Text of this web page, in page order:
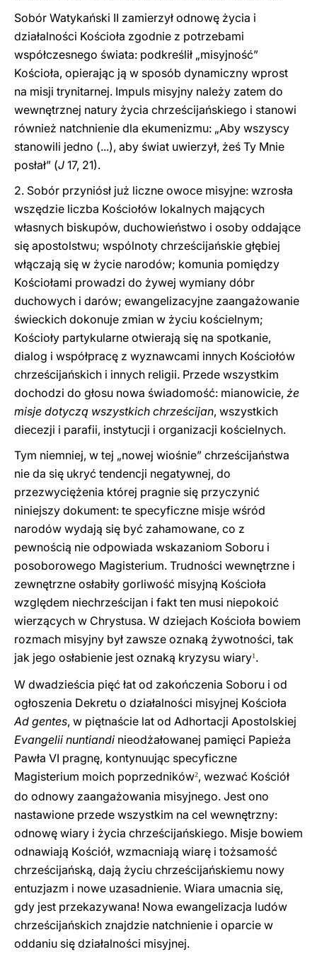
Sobór Watykański II zamierzył odnowę życia i
działalności Kościoła zgodnie z potrzebami
współczesnego świata: podkreślił „misyjność”
Kościoła, opierając ją w sposób dynamiczny wprost
na misji trynitarnej. Impuls misyjny należy zatem do
wewnętrznej natury życia chrześcijańskiego i stanowi
również natchnienie dla ekumenizmu: „Aby wszyscy
stanowili jedno (...), aby świat uwierzył, żeś Ty Mnie
posłał” (J 17, 21).
2. Sobór przyniósł już liczne owoce misyjne: wzrosła
wszędzie liczba Kościołów lokalnych mających
własnych biskupów, duchowieństwo i osoby oddające
się apostolstwu; wspólnoty chrześcijańskie głębiej
włączają się w życie narodów; komunia pomiędzy
Kościołami prowadzi do żywej wymiany dóbr
duchowych i darów; ewangelizacyjne zaangażowanie
świeckich dokonuje zmian w życiu kościelnym;
Kościoły partykularne otwierają się na spotkanie,
dialog i współpracę z wyznawcami innych Kościołów
chrześcijańskich i innych religii. Przede wszystkim
dochodzi do głosu nowa świadomość: mianowicie, że
misje dotyczą wszystkich chrześcijan, wszystkich
diecezji i parafii, instytucji i organizacji kościelnych.
Tym niemniej, w tej „nowej wiośnie” chrześcijaństwa
nie da się ukryć tendencji negatywnej, do
przezwyciężenia której pragnie się przyczynić
niniejszy dokument: te specyficzne misje wśród
narodów wydają się być zahamowane, co z
pewnością nie odpowiada wskazaniom Soboru i
posoborowego Magisterium. Trudności wewnętrzne i
zewnętrzne osłabiły gorliwość misyjną Kościoła
względem niechrześcijan i fakt ten musi niepokoić
wierzących w Chrystusa. W dziejach Kościoła bowiem
rozmach misyjny był zawsze oznaką żywotności, tak
jak jego osłabienie jest oznaką kryzysu wiary1.
W dwadzieścia pięć łat od zakończenia Soboru i od
ogłoszenia Dekretu o działalności misyjnej Kościoła
Ad gentes, w piętnaście lat od Adhortacji Apostolskiej
Evangelii nuntiandi nieodżałowanej pamięci Papieża
Pawła VI pragnę, kontynuując specyficzne
Magisterium moich poprzedników2, wezwać Kościół
do odnowy zaangażowania misyjnego. Jest ono
nastawione przede wszystkim na cel wewnętrzny:
odnowę wiary i życia chrześcijańskiego. Misje bowiem
odnawiają Kościół, wzmacniają wiarę i tożsamość
chrześcijańską, dają życiu chrześcijańskiemu nowy
entuzjazm i nowe uzasadnienie. Wiara umacnia się,
gdy jest przekazywana! Nowa ewangelizacja ludów
chrześcijańskich znajdzie natchnienie i oparcie w
oddaniu się działalności misyjnej.